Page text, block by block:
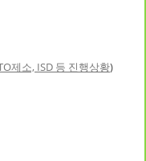
제소, ISD 등 진행상황)